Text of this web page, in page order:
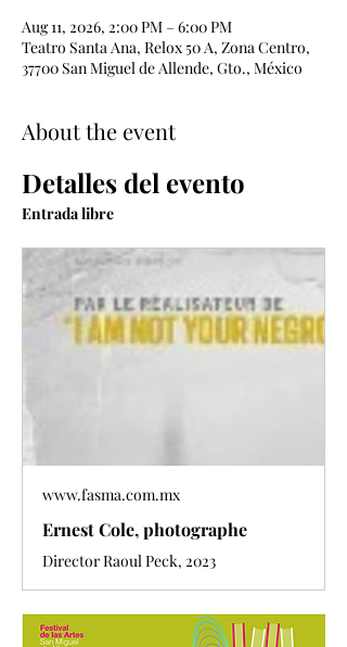
Aug 11, 2026, 2:00 PM – 6:00 PM
Teatro Santa Ana, Relox 50 A, Zona Centro,
37700 San Miguel de Allende, Gto., México
About the event
Detalles del evento
Entrada libre
www.fasma.com.mx
Ernest Cole, photographe
Director Raoul Peck, 2023